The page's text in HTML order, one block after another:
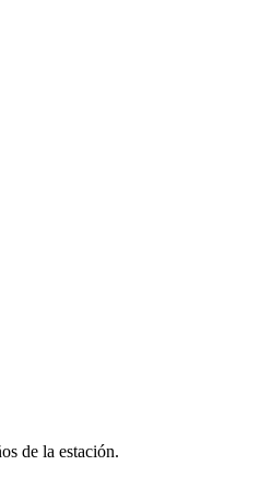
de la estación.